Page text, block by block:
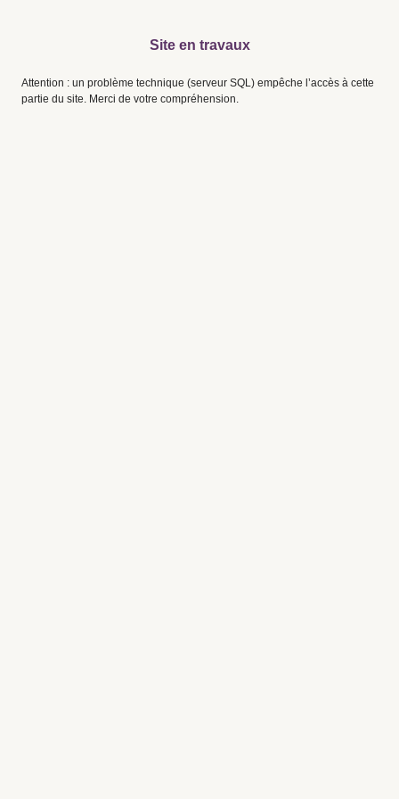
Site en travaux
Attention : un problème technique (serveur SQL) empêche l’accès à cette
partie du site. Merci de votre compréhension.